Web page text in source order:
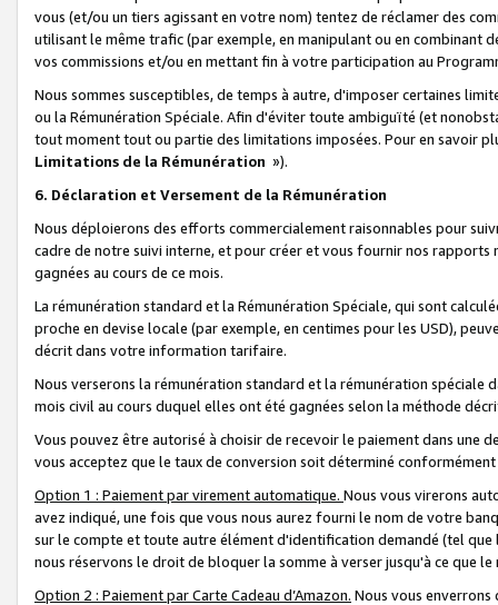
vous (et/ou un tiers agissant en votre nom) tentez de réclamer des
utilisant le même trafic (par exemple, en manipulant ou en combinant
vos commissions et/ou en mettant fin à votre participation au
Nous sommes susceptibles, de temps à autre, d'imposer certaines
ou la Rémunération Spéciale. Afin d'éviter toute ambiguïté (et
tout moment tout ou partie des limitations imposées. Pour en savoir
Limitations de la Rémunération »).
6. Déclaration et Versement de la Rémunération
Nous déploierons des efforts commercialement raisonnables pour
cadre de notre suivi interne, et pour créer et vous fournir nos
gagnées au cours de ce mois.
La rémunération standard et la Rémunération Spéciale, qui sont
proche en devise locale (par exemple, en centimes pour les USD),
décrit dans votre information tarifaire.
Nous verserons la rémunération standard et la rémunération spéciale
mois civil au cours duquel elles ont été gagnées selon la méthode
Vous pouvez être autorisé à choisir de recevoir le paiement dans une
vous acceptez que le taux de conversion soit déterminé
Option 1 : Paiement par virement automatique. Nous vous virerons
avez indiqué, une fois que vous nous aurez fourni le nom de votre
sur le compte et toute autre élément d'identification demandé (tel que
nous réservons le droit de bloquer la somme à verser jusqu'à ce que
Option 2 : Paiement par Carte Cadeau d’Amazon. Nous vous